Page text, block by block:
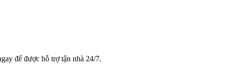
để được hỗ trợ tận nhà 24/7.